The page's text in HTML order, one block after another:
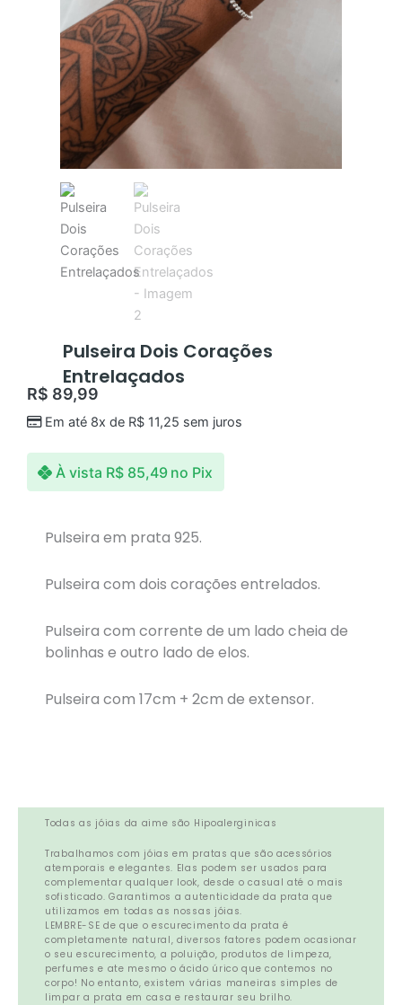
Pulseira Dois Corações
Entrelaçados
R$ 89,99
Em até 8x de R$11,25 sem juros
À vista R$85,49 no Pix
Pulseira em prata 925.
Pulseira com dois corações entrelados.
Pulseira com corrente de um lado cheia de
bolinhas e outro lado de elos.
Pulseira com 17cm + 2cm de extensor.
Todas as jóias da aime são Hipoalerginicas
Trabalhamos com jóias em pratas que são acessórios
atemporais e elegantes. Elas podem ser usados para
complementar qualquer look, desde o casual até o mais
sofisticado. Garantimos a autenticidade da prata que
utilizamos em todas as nossas jóias.
LEMBRE-SE de que o escurecimento da prata é
completamente natural, diversos fatores podem ocasionar
o seu escurecimento, a poluição, produtos de limpeza,
perfumes e ate mesmo o ácido úrico que contemos no
corpo! No entanto, existem várias maneiras simples de
limpar a prata em casa e restaurar seu brilho.